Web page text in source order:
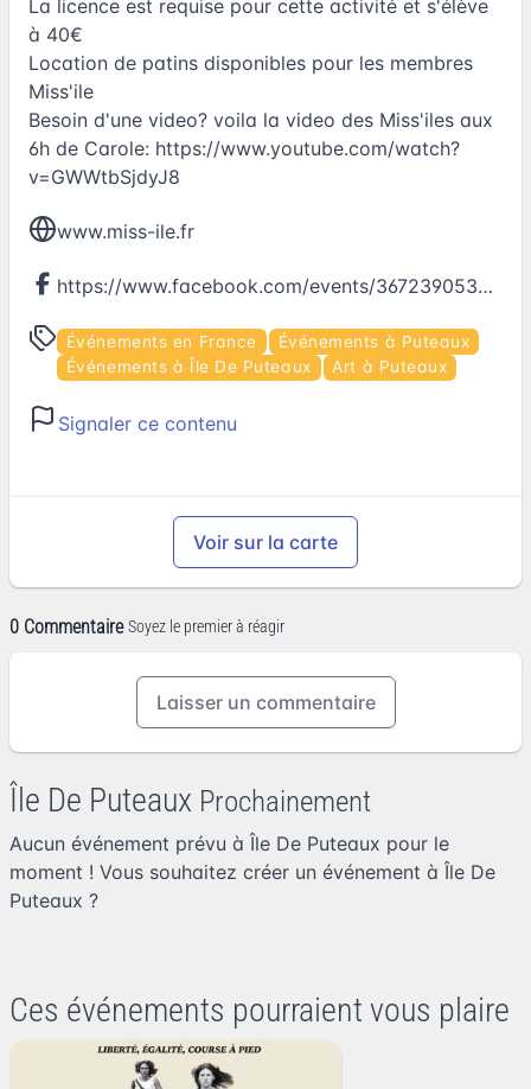
La licence est requise pour cette activité et s'élève
à 40€
Location de patins disponibles pour les membres
Miss'ile
Besoin d'une video? voila la video des Miss'iles aux
6h de Carole: https://www.youtube.com/watch?
v=GWWtbSjdyJ8
www.miss-ile.fr
https://www.facebook.com/events/367239053668600
Événements en France
Événements à Puteaux
Événements à Île De Puteaux
Art à Puteaux
Signaler ce contenu
Voir sur la carte
0 Commentaire Soyez le premier à réagir
Laisser un commentaire
Île De Puteaux Prochainement
Aucun événement prévu à Île De Puteaux pour le
moment ! Vous souhaitez créer un événement à Île De
Puteaux ?
Ces événements pourraient vous plaire